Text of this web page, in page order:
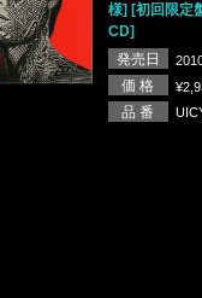
様] [初回限定
CD]
発売日
価 格
品 番